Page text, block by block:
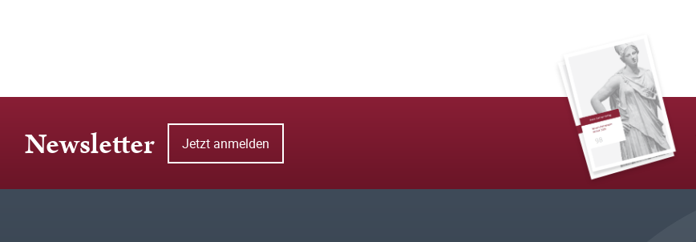
Newsletter Jetzt anmelden